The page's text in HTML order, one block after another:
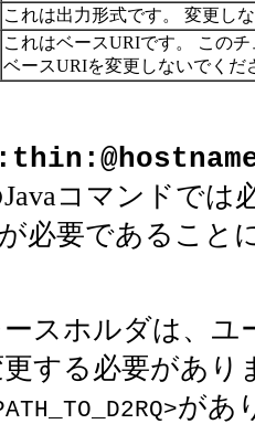
これは出力形式です。 変更し
これはベースURIです。 この
ベースURIを変更しないでくだ
コマンドでは
必要であること
スホルダは、ユ
する必要があり
があ